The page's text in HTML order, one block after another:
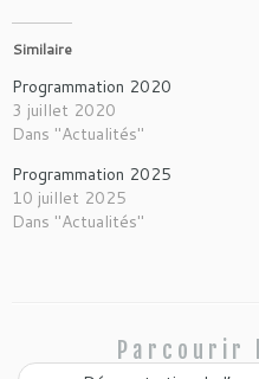
Similaire
Programmation 2020
3 juillet 2020
Dans "Actualités"
Programmation 2025
10 juillet 2025
Dans "Actualités"
Parcourir